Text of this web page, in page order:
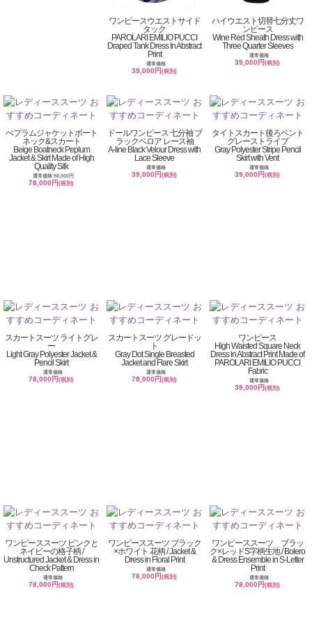
ワンピースウエストサイド
タック
PAROLARI EMILIO PUCCI
Draped Tank Dress In Abstract
Print
通常価格
39,000円(税別)
ハイウエスト切替七分丈ワ
ンピース
Wine Red Sheath Dress with
Three Quarter Sleeves
通常価格
39,000円(税別)
ぺプラムジャケットボート
ネック&スカート
Beige Boatneck Peplum
Jacket & Skirt Made of High
Quality Silk
通常価格 98,000円
78,000円(税別)
ドールワンピース 七分袖 ブ
ラックベロア レース袖
A-line Black Velour Dress with
Lace Sleeve
通常価格
39,000円(税別)
タイトスカート後ろベント
グレーストライプ
Gray Polyester Stripe Pencil
Skirt with Vent
通常価格
39,000円(税別)
スカートスーツ ライトグレ
ー
Light Gray Polyester Jacket &
Pencil Skirt
通常価格
78,000円(税別)
スカートスーツ グレードッ
ト
Gray Dot Single Breasted
Jacket and Flare Skirt
通常価格
78,000円(税別)
ワンピース
High Waisted Square Neck
Dress in Abstract Print Made of
PAROLARI EMILIO PUCCI
Fabric
通常価格
39,000円(税別)
ワンピーススーツ ピンクと
ネイビーの格子柄 /
Unstructured Jacket & Dress in
Check Pattern
通常価格
78,000円(税別)
ワンピーススーツ ブラック
×ホワイト 花柄 / Jacket &
Dress in Floral Print
通常価格
78,000円(税別)
ワンピーススーツ ブラッ
ク×レッドS字柄生地 / Bolero
& Dress Ensemble in S-Letter
Print
通常価格
78,000円(税別)